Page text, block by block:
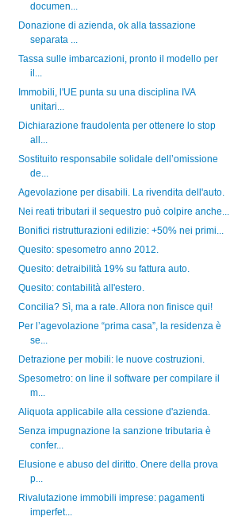
documen...
Donazione di azienda, ok alla tassazione
separata ...
Tassa sulle imbarcazioni, pronto il modello per
il...
Immobili, l'UE punta su una disciplina IVA
unitari...
Dichiarazione fraudolenta per ottenere lo stop
all...
Sostituito responsabile solidale dell’omissione
de...
Agevolazione per disabili. La rivendita dell'auto.
Nei reati tributari il sequestro può colpire anche...
Bonifici ristrutturazioni edilizie: +50% nei primi...
Quesito: spesometro anno 2012.
Quesito: detraibilità 19% su fattura auto.
Quesito: contabilità all'estero.
Concilia? Sì, ma a rate. Allora non finisce qui!
Per l’agevolazione “prima casa”, la residenza è
se...
Detrazione per mobili: le nuove costruzioni.
Spesometro: on line il software per compilare il
m...
Aliquota applicabile alla cessione d'azienda.
Senza impugnazione la sanzione tributaria è
confer...
Elusione e abuso del diritto. Onere della prova
p...
Rivalutazione immobili imprese: pagamenti
imperfet...